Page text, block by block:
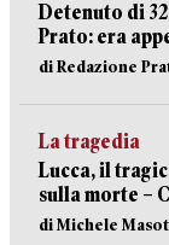
Detenuto di
Prato: era
di Redazione
La tragedia
Lucca, il
sulla morte –
di Michele